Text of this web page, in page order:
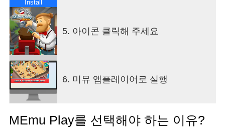
고를 수 있는 수많은 스타일
다양한 종류의 헤어스타일과 컷을 제공하여 뛰어난
이발사가 되세요. 새 스킬과 도구를 잠금 해제하여
직원들과 함께 다양한 방법으로 면도, 컬, 컷, 샴푸,
염색, 스타일링을 제공할 수 있습니다. 고객에게 창
의적인 아이디어를 제공하여 평판을 높이고 더욱더
많은 돈을 버세요. 환상적인 최신 헤어스타일링 기
술도 최대한 많이 습득하여 가장 까다로운 고객의
요구도 충족해야 합니다! 콧수염, 구레나룻, 염소수
용하여 고객의 스타일을 멋지게 완성하세요!
Install
5. 아이콘 클릭해 주세요
6. 미뮤 앱플레이어로 실행
MEmu Play를 선택해야 하는 이유?